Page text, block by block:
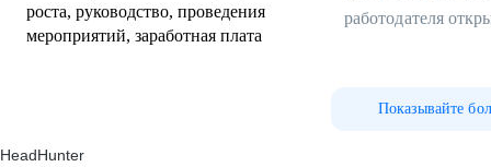
роста, руководство, проведения
мероприятий, заработная плата
работодателя
Показывайте
HeadHunter